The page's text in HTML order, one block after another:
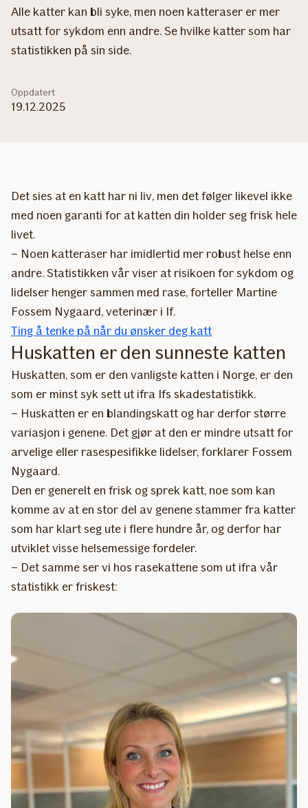
Alle katter kan bli syke, men noen katteraser er mer
utsatt for sykdom enn andre. Se hvilke katter som har
statistikken på sin side.
Oppdatert
19.12.2025
Det sies at en katt har ni liv, men det følger likevel ikke
med noen garanti for at katten din holder seg frisk hele
livet.
– Noen katteraser har imidlertid mer robust helse enn
andre. Statistikken vår viser at risikoen for sykdom og
lidelser henger sammen med rase, forteller Martine
Fossem Nygaard, veterinær i If.
Ting å tenke på når du ønsker deg katt
Huskatten er den sunneste katten
Huskatten, som er den vanligste katten i Norge, er den
som er minst syk sett ut ifra Ifs skadestatistikk.
– Huskatten er en blandingskatt og har derfor større
variasjon i genene. Det gjør at den er mindre utsatt for
arvelige eller rasespesifikke lidelser, forklarer Fossem
Nygaard.
Den er generelt en frisk og sprek katt, noe som kan
komme av at en stor del av genene stammer fra katter
som har klart seg ute i flere hundre år, og derfor har
utviklet visse helsemessige fordeler.
– Det samme ser vi hos rasekattene som ut ifra vår
statistikk er friskest: